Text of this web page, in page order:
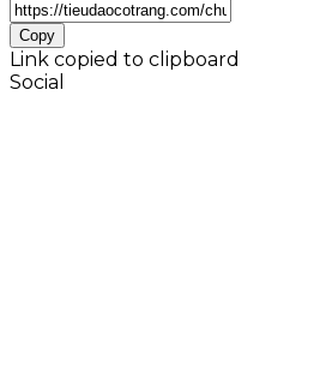
Copy
Link copied to clipboard
Social